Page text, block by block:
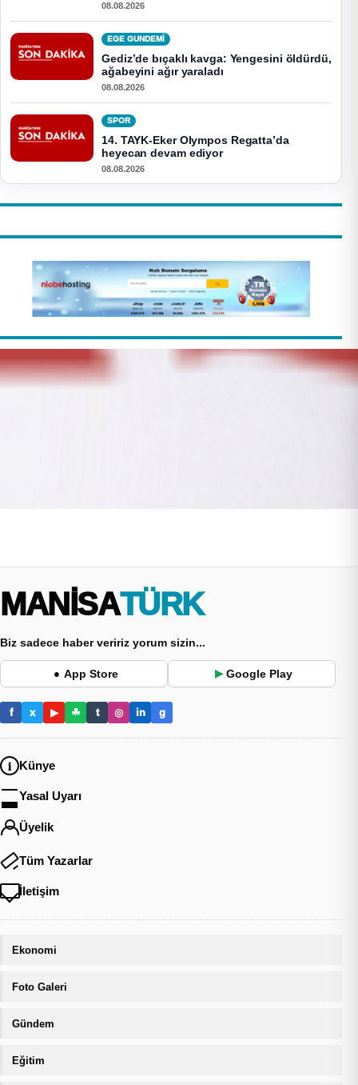
08.08.2026
EGE GUNDEMİ
Gediz’de bıçaklı kavga: Yengesini öldürdü,
ağabeyini ağır yaraladı
08.08.2026
SPOR
14. TAYK-Eker Olympos Regatta’da
heyecan devam ediyor
08.08.2026
MANİSA TÜRK
Biz sadece haber veririz yorum sizin...
● App Store ▶ Google Play
f x ▶ ☘ t ◎ in g
Künye
Yasal Uyarı
Üyelik
Tüm Yazarlar
İletişim
Ekonomi
Foto Galeri
Gündem
Eğitim